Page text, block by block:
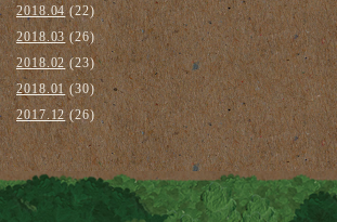
2018.04(22)
2018.03(26)
2018.02 (23)
2018.01(30)
2017.12(26)